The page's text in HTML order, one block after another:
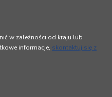
w zależności od kraju lub
informacje, skontaktuj się z